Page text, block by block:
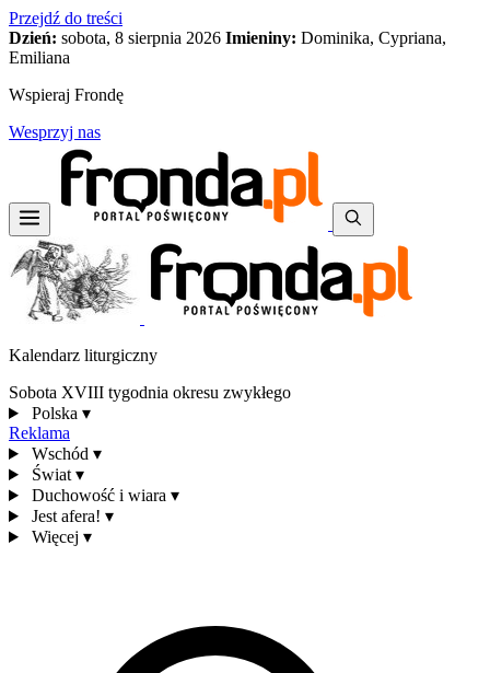
Przejdź do treści
Dzień: sobota, 8 sierpnia 2026 Imieniny: Dominika, Cypriana,
Emiliana
Wspieraj Frondę
Wesprzyj nas
Kalendarz liturgiczny
Sobota XVIII tygodnia okresu zwykłego
Polska ▾
Reklama
Wschód ▾
Świat ▾
Duchowość i wiara ▾
Jest afera! ▾
Więcej ▾